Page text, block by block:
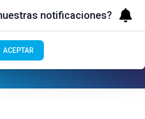
notificaciones?
ACEPTAR